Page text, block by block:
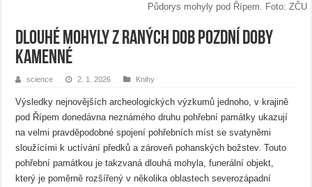
Půdorys mohyly pod Řípem. Foto: ZČU
Dlouhé mohyly z raných dob pozdní doby
kamenné
science 2. 1. 2026 Knihy
Výsledky nejnovějších archeologických výzkumů jednoho, v krajině
pod Řípem donedávna neznámého druhu pohřební památky ukazují
na velmi pravděpodobné spojení pohřebních míst se svatyněmi
sloužícími k uctívání předků a zároveň pohanských božstev. Touto
pohřební památkou je takzvaná dlouhá mohyla, funerální objekt,
který je poměrně rozšířený v několika oblastech severozápadní